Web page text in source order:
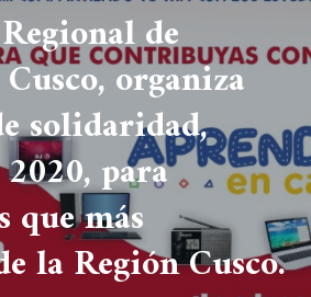
de
organiza
solidaridad,
para
que más
la Región Cusco.